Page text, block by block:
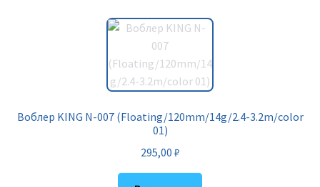
Воблер KING N-007 (Floating/120mm/14g/2.4-3.2m/color
01)
295,00 ₽